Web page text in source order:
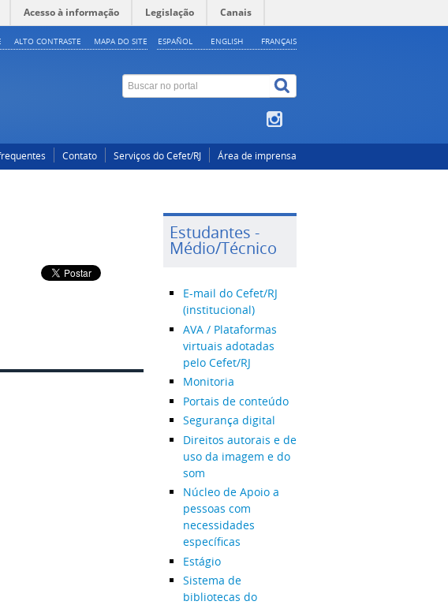
Acesso à informação Legislação Canais
ESPAÑOL ENGLISH FRANÇAIS
ALTO CONTRASTE MAPA DO SITE
Contato Serviços do Cefet/RJ Área de imprensa
Estudantes -
Médio/Técnico
E-mail do Cefet/RJ
(institucional)
AVA / Plataformas
virtuais adotadas
pelo Cefet/RJ
Monitoria
Portais de conteúdo
Segurança digital
Direitos autorais e de
uso da imagem e do
som
Núcleo de Apoio a
pessoas com
necessidades
específicas
Estágio
Sistema de
bibliotecas do